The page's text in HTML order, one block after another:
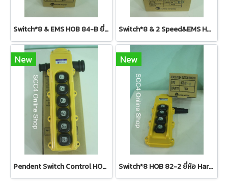
Switch*8 & EMS HOB 84-B ยี่ห้อ Hardwork Switch*8 & 2 Speed&EMS HOB 84-B3 ยี่ห้อ Hardwork
New
Pendent Switch Control HOB 83-3 ยี่ห้อ Hardwork
New
Switch*8 HOB 82-2 ยี่ห้อ Hardwork